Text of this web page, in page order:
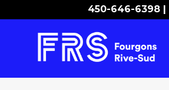
450-646-6398 |